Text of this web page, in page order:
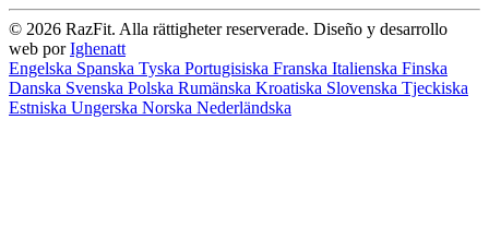
© 2026 RazFit. Alla rättigheter reserverade. Diseño y desarrollo
web porIghenatt
Engelska Spanska Tyska Portugisiska Franska Italienska Finska
Danska Svenska Polska Rumänska Kroatiska Slovenska Tjeckiska
Estniska Ungerska Norska Nederländska